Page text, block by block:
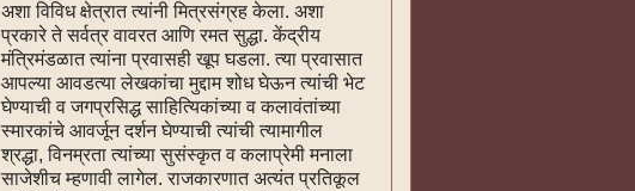
अशा विविध क्षेत्रात त्यांनी मित्रसंग्रह केला. अशा
प्रकारे ते सर्वत्र वावरत आणि रमत सुद्धा. केंद्रीय
मंत्रिमंडळात त्यांना प्रवासही खूप घडला. त्या प्रवासात
आपल्या आवडत्या लेखकांचा मुद्दाम शोध घेऊन त्यांची भेट
घेण्याची व जगप्रसिद्ध साहित्यिकांच्या व कलावंतांच्या
स्मारकांचे आवर्जून दर्शन घेण्याची त्यांची त्यामागील
श्रद्धा, विनम्रता त्यांच्या सुसंस्कृत व कलाप्रेमी मनाला
साजेशीच म्हणावी लागेल. राजकारणात अत्यंत प्रतिकूल